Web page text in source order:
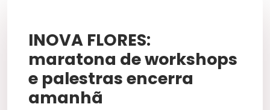
INOVA FLORES:
maratona de workshops
e palestras encerra
amanhã